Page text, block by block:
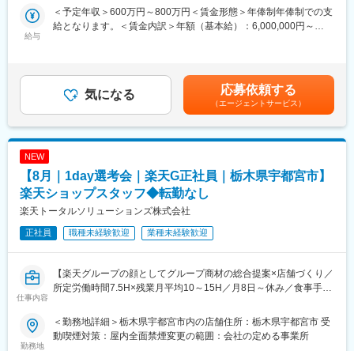
◇店舗運営
・店舗での電話応対
・店舗会議・研修への参加
・キャンペーン企画など、集客に向けた取り組み
■キャリアパス：
入社後1年で店長昇格を目指していただきます。
1店舗あたり店長1名、スタッフ5～15名で運営。チームワークを
重視し相談しやすい環境◎
運営の裁量を持ち、将来は経営層や新規事業にも近づけます。
＜具体的な業務内容＞
・現場課題を吸い上げ、品質向上と業務分担の最適化を主導
・主要取引先と情報共有し、継続受注に向けた関係を維持
※将来的には経営判断や新規事業にも関与し、経営領域の経験も可
す。各担当が専門性を持ち、案件を連携して進めています。少数
体制のため現場の声が届きやすく、改善案を部門運営へ反映しや
すい環境です。意思決定も早く、判断を実行へ移しやすい点が特
き継ぎます。1年後には月次収支の改善策や人材育成を主導し、部
門目標の達成を担います。3年後には事業計画の策定や新規領域の
■就業環境
給与
＜予定年収＞600万円～800万円＜賃金形態＞年俸制年俸制での支
給となります。＜賃金内訳＞年額（基本給）：6,000,000円～
て上下する可能性があります。月給(月額)は固定手当を含めた表記
です。 気になる 応募依頼する
（エージェントサービス）
NEW
【8月｜1day選考会｜楽天G正社員｜栃木県宇都宮市】
楽天ショップスタッフ◆転勤なし
楽天トータルソリューションズ株式会社
正社員 職種未経験歓迎 業種未経験歓迎
仕事内容
【楽天グループの顔としてグループ商材の総合提案×店舗づくり／
所定労働時間7.5H×残業月平均10～15H／月8日～休み／食事手当
楽天モバイルショップに来店されるお客様へ、スマートフォン・
料金プラン・楽天カード・楽天市場・楽天ポイントなど、楽天経
勤務地
＜勤務地詳細＞栃木県宇都宮市内の店舗住所：栃木県宇都宮市 受
動喫煙対策：屋内全面禁煙変更の範囲：会社の定める事業所